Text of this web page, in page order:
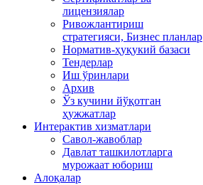
лицензиялар
Ривожлантириш
стратегияси, Бизнес планлар
Норматив-ҳуқукий базаси
Тендерлар
Иш ўринлари
Архив
Ўз кучини йўқотган
ҳужжатлар
Интерактив хизматлари
Савол-жавоблар
Давлат ташкилотларга
мурожаат юбориш
Алоқалар